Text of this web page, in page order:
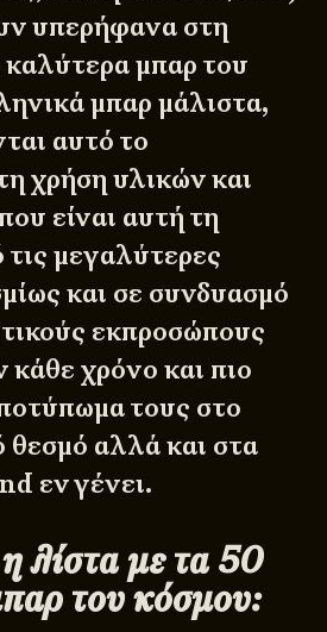
υπερήφανα στη
καλύτερα μπαρ του
μπαρ μάλιστα,
αυτό το
χρήση υλικών και
είναι αυτή τη
τις μεγαλύτερες
και σε συνδυασμό
εκπροσώπους
χρόνο και πιο
τους στο
θεσμό αλλά και στα
εν γένει.
λίστα με τα 50
του κόσμου: